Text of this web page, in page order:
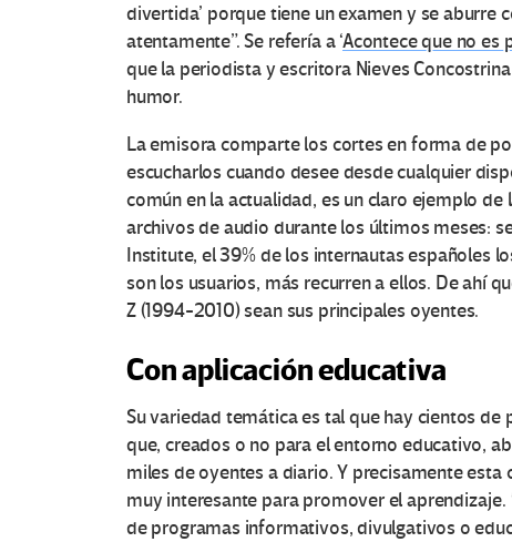
divertida’ porque tiene un examen y se aburre
atentamente”. Se refería a ‘Acontece que no es
que la periodista y escritora Nieves
humor.
La emisora comparte los cortes en forma de
escucharlos cuando desee desde cualquier
común en la actualidad, es un claro ejemplo
archivos de audio durante los últimos meses:
Institute, el 39% de los internautas españoles
son los usuarios, más recurren a ellos. De ahí
Z (1994-2010) sean sus principales oyentes.
Con aplicación educativa
Su variedad temática es tal que hay cientos
que, creados o no para el entorno educativo,
miles de oyentes a diario. Y precisamente
muy interesante para promover el
de programas informativos, divulgativos o